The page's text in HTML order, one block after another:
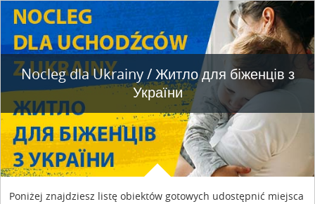
Nocleg dla Ukrainy / Житло для бiженцiв з
України
Poniżej znajdziesz listę obiektów gotowych udostępnić miejsca